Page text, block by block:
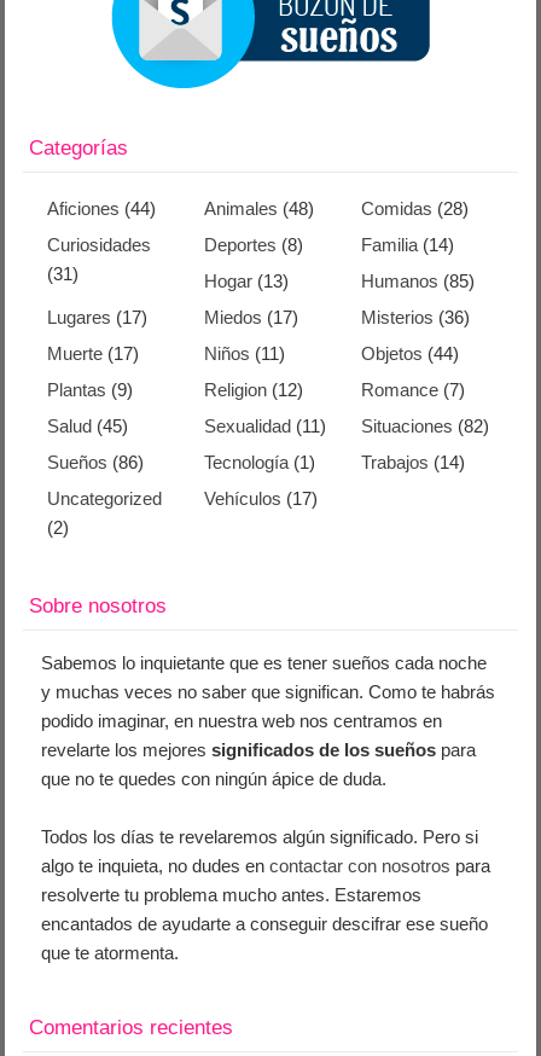
Categorías
Aficiones (44) Animales (48) Comidas (28)
Curiosidades
(31)
Deportes (8) Familia(14)
Hogar (13) Humanos (85)
Lugares (17) Miedos (17) Misterios (36)
Muerte (17) Niños (11) Objetos (44)
Plantas (9) Religion (12) Romance(7)
Salud (45) Sexualidad (11) Situaciones (82)
Sueños (86) Tecnología (1) Trabajos (14)
Uncategorized
(2)
Vehículos (17)
Sobre nosotros
Sabemos lo inquietante que es tener sueños cada noche
y muchas veces no saber que significan. Como te habrás
podido imaginar, en nuestra web nos centramos en
revelarte los mejoressignificados de los sueños para
que no te quedes con ningún ápice de duda.
Todos los días te revelaremos algún significado. Pero si
algo te inquieta, no dudes encontactar con nosotros para
resolverte tu problema mucho antes. Estaremos
encantados de ayudarte a conseguir descifrar ese sueño
que te atormenta.
Comentarios recientes